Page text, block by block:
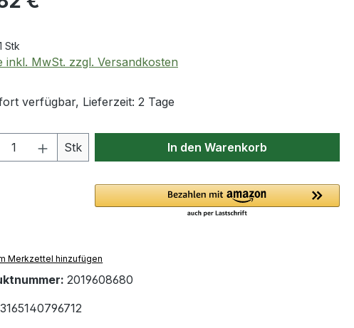
Stk
inkl. MwSt. zzgl. Versandkosten
verfügbar, Lieferzeit: 2 Tage
Anzahl: Gib den gewünschten Wert
Stk In den Warenkorb
Merkzettel hinzufügen
2019608680
3165140796712